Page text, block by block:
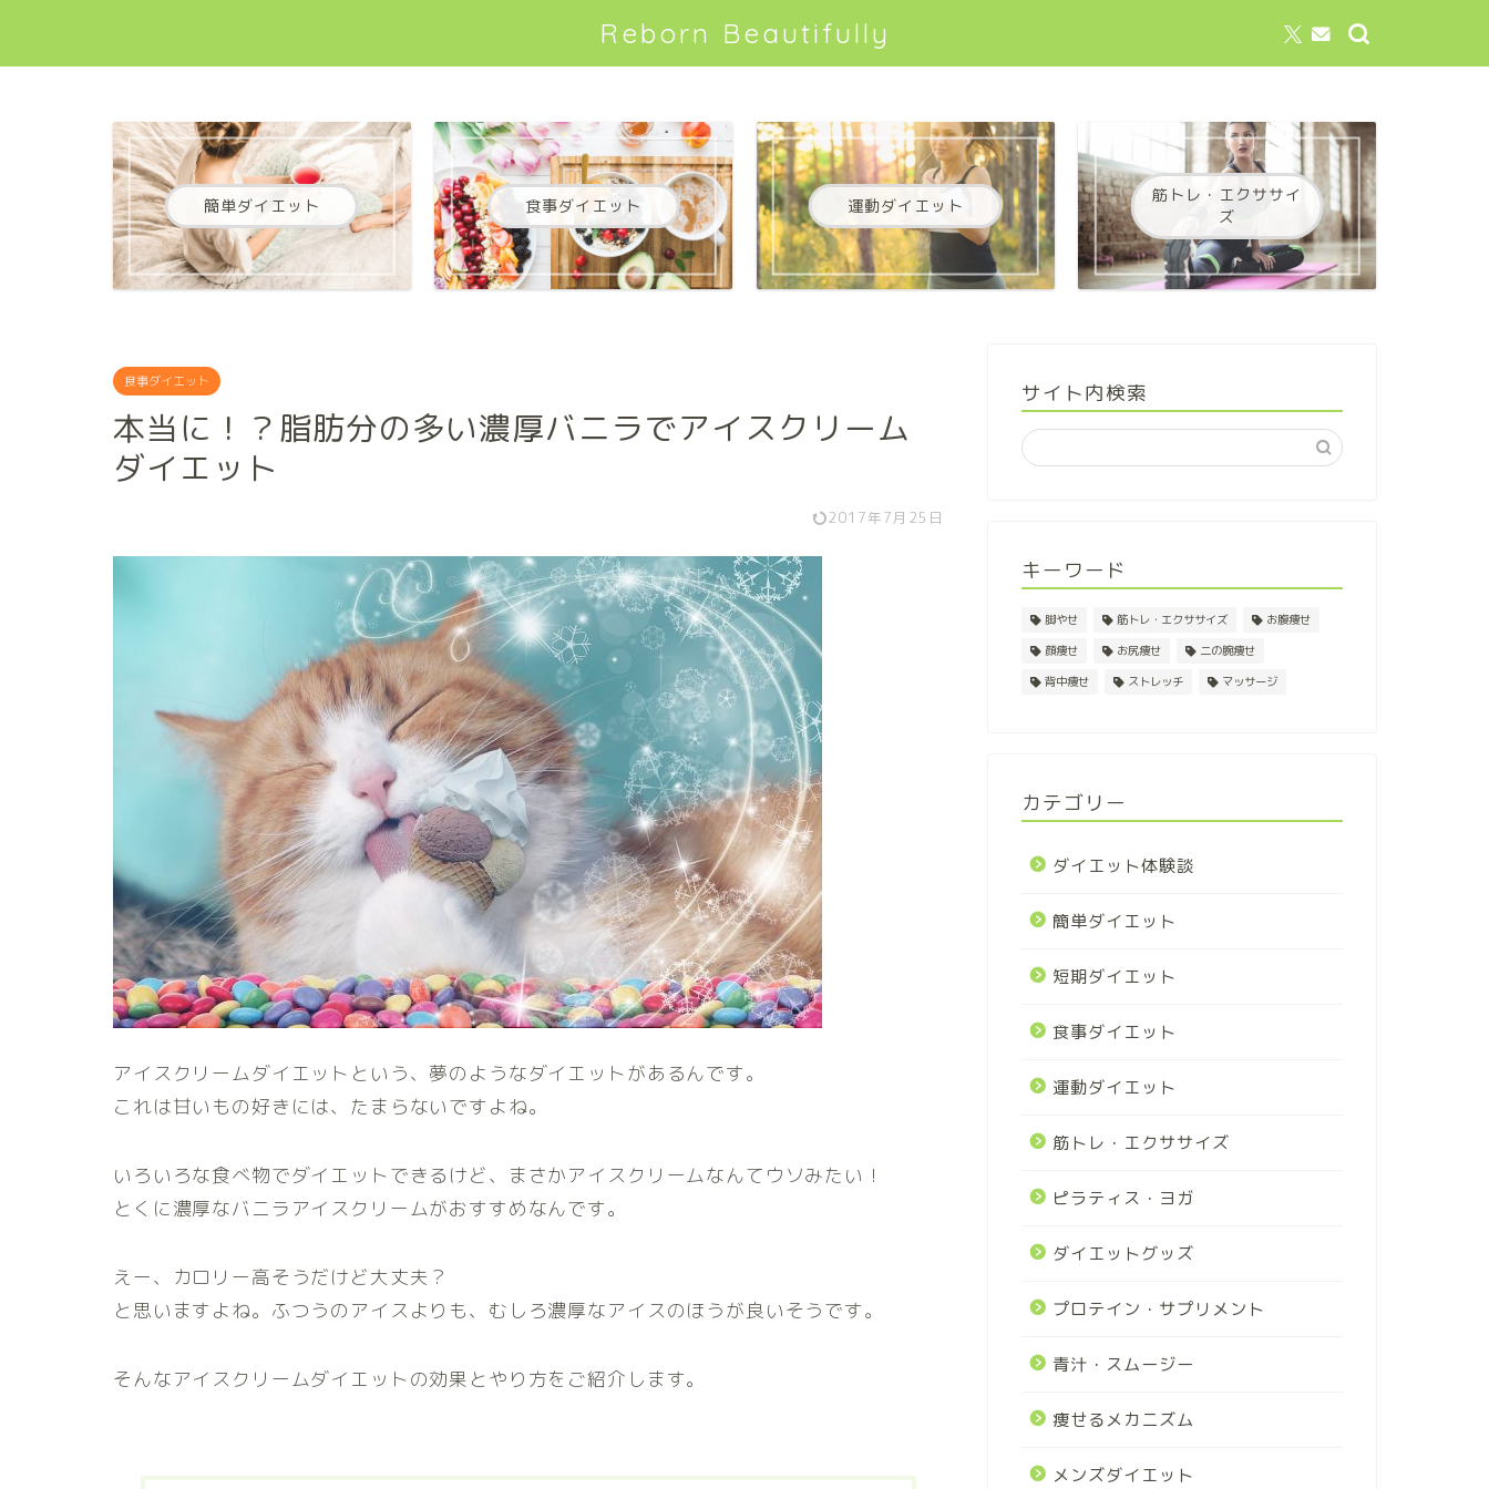
Reborn Beautifully
簡単ダイエット 食事ダイエット 運動ダイエット
筋トレ・エクササイ
ズ
食事ダイエット
本当に！？脂肪分の多い濃厚バニラでアイスクリーム
ダイエット
2017年7月25日
アイスクリームダイエットという、夢のようなダイエットがあるんです。
これは甘いもの好きには、たまらないですよね。
いろいろな食べ物でダイエットできるけど、まさかアイスクリームなんてウソみたい！
とくに濃厚なバニラアイスクリームがおすすめなんです。
えー、カロリー高そうだけど大丈夫？
と思いますよね。ふつうのアイスよりも、むしろ濃厚なアイスのほうが良いそうです。
そんなアイスクリームダイエットの効果とやり方をご紹介します。
サイト内検索
キーワード
脚やせ 筋トレ・エクササイズ
お腹痩せ
顔痩せ
お尻痩せ
二の腕痩せ
背中痩せ
ストレッチ マッサージ
カテゴリー
ダイエット体験談
簡単ダイエット
短期ダイエット
食事ダイエット
運動ダイエット
筋トレ・エクササイズ
ピラティス・ヨガ
ダイエットグッズ
プロテイン・サプリメント
青汁・スムージー
痩せるメカニズム
メンズダイエット